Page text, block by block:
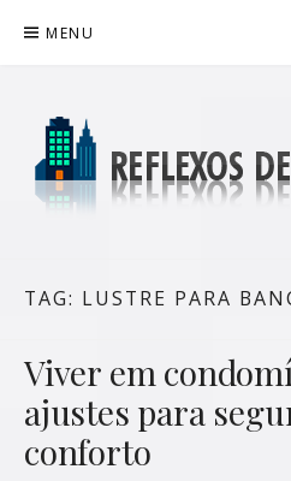
para
MENU
TAG: LUSTRE PARA
Viver em
ajustes para
conforto